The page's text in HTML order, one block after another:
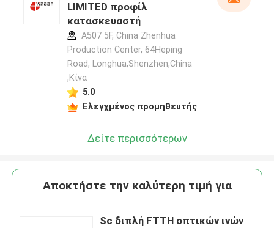
LIMITED προφίλ
κατασκευαστή
A507 5F, China Zhenhua
Production Center, 64Heping
Road, Longhua,Shenzhen,China
,Κίνα
5.0
Ελεγχμένος προμηθευτής
Δείτε περισσότερων
Αποκτήστε την καλύτερη τιμή για
Sc διπλή FTTH οπτικών ινών